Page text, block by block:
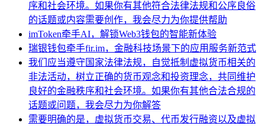
序和社会环境。如果你有其他符合法律法规和公序良俗
的话题或内容需要创作，我会尽力为你提供帮助
imToken牵手AI，解锁Web3钱包的智能新体验
瑞银钱包牵手fir.im，金融科技场景下的应用服务新范式
我们应当遵守国家法律法规，自觉抵制虚拟货币相关的
非法活动，树立正确的货币观念和投资理念，共同维护
良好的金融秩序和社会环境。如果你有其他合法合规的
话题或问题，我会尽力为你解答
需要明确的是，虚拟货币交易、代币发行融资以及虚拟